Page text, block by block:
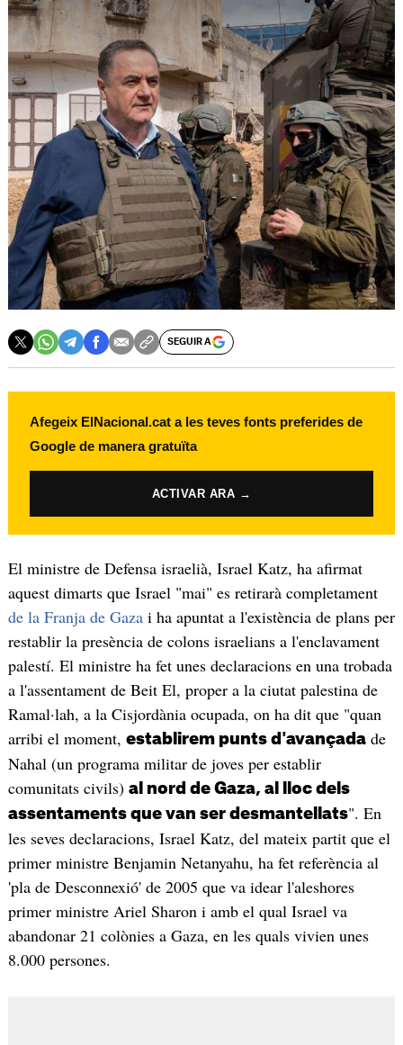
SEGUIR A
Afegeix ElNacional.cat a les teves fonts preferides de
Google de manera gratuïta
ACTIVAR ARA →
El ministre de Defensa israelià, Israel Katz, ha afirmat
aquest dimarts que Israel "mai" es retirarà completament
de la Franja de Gazai ha apuntat a l'existència de plans per
restablir la presència de colons israelians a l'enclavament
palestí. El ministre ha fet unes declaracions en una trobada
a l'assentament de Beit El, proper a la ciutat palestina de
Ramal·lah, a la Cisjordània ocupada, on ha dit que "quan
arribi el moment, establirem punts d'avançadade
Nahal (un programa militar de joves per establir
comunitats civils) al nord de Gaza, al lloc dels
assentaments que van ser desmantellats". En
les seves declaracions, Israel Katz, del mateix partit que el
primer ministre Benjamin Netanyahu, ha fet referència al
'pla de Desconnexió' de 2005 que va idear l'aleshores
primer ministre Ariel Sharon i amb el qual Israel va
abandonar 21 colònies a Gaza, en les quals vivien unes
8.000 persones.